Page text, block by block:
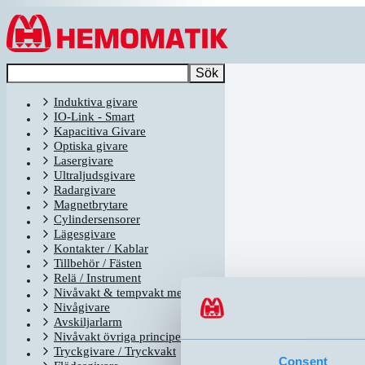
Consent
Hoppa till innehållet
Sök
Induktiva givare
IO-Link - Smart
Kapacitiva Givare
Optiska givare
Lasergivare
Ultraljudsgivare
Radargivare
Magnetbrytare
Cylindersensorer
Lägesgivare
Kontakter / Kablar
Tillbehör / Fästen
Relä / Instrument
Nivåvakt & tempvakt med flottör
Nivågivare
Avskiljarlarm
Nivåvakt övriga principer
Tryckgivare / Tryckvakt